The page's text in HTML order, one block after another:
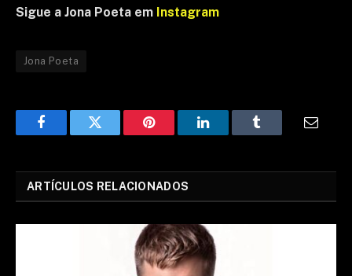
Sigue a Jona Poeta em Instagram
Jona Poeta
FacebookTwitter Pinterest LinkedInTumblr
ARTÍCULOS RELACIONADOS